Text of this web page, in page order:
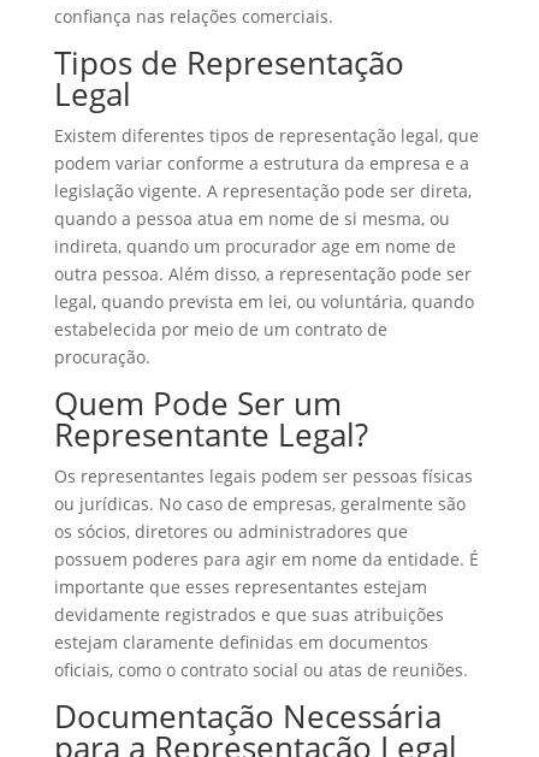
confiança nas relações comerciais.
Tipos de Representação
Legal
Existem diferentes tipos de representação legal, que
podem variar conforme a estrutura da empresa e a
legislação vigente. A representação pode ser direta,
quando a pessoa atua em nome de si mesma, ou
indireta, quando um procurador age em nome de
outra pessoa. Além disso, a representação pode ser
legal, quando prevista em lei, ou voluntária, quando
estabelecida por meio de um contrato de
procuração.
Quem Pode Ser um
Representante Legal?
Os representantes legais podem ser pessoas físicas
ou jurídicas. No caso de empresas, geralmente são
os sócios, diretores ou administradores que
possuem poderes para agir em nome da entidade. É
importante que esses representantes estejam
devidamente registrados e que suas atribuições
estejam claramente definidas em documentos
oficiais, como o contrato social ou atas de reuniões.
Documentação Necessária
para a Representação Legal